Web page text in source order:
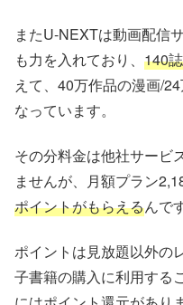
またU-NEXTは動画配信
も力を入れており、 140
えて、40万作品の漫画/
なっています。
その分料金は他社サービ
ませんが、月額プラン
ポイントがもらえるんで
ポイントは見放題以外の
子書籍の購入に利用する